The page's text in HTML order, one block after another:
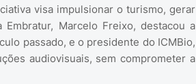
visa impulsionar o turismo, gerar
Marcelo Freixo, destacou a
passado, e o presidente do ICMBio,
audiovisuais, sem comprometer a